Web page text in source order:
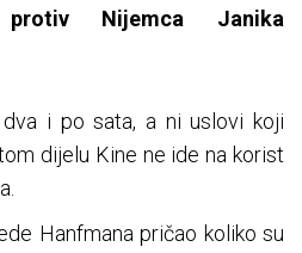
Nijemca Janika
i po sata, a ni uslovi koji
dijelu Kine ne ide na korist
Hanfmana pričao koliko su